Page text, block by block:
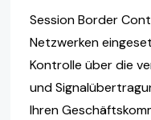
Session Border
Netzwerken
Kontrolle über die
und
Ihren